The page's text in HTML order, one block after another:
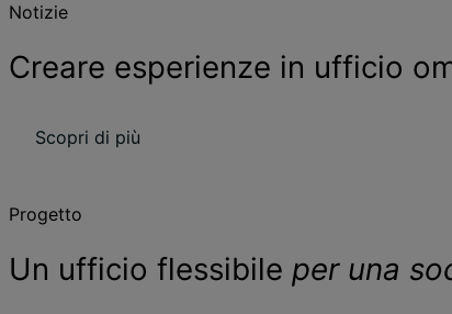
Notizie
Creare esperienze in ufficio
Scopri di più
Progetto
Un ufficio flessibile per una